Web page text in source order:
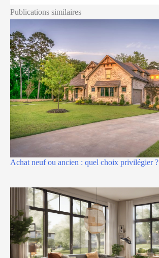
Publications similaires
Achat neuf ou ancien : quel choix privilégier ?